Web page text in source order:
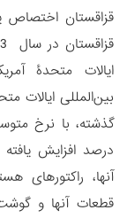
قزاقستان اختصاص
ایالات متحدۀ
بین‌المللی ایالات
درصد افزایش
آنها، راکتورهای
قطعات آنها و